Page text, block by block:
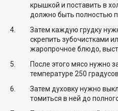
крышкой и поставить в
должно быть полностью
Затем каждую грудку
скрепить зубочистками
жаропрочное блюдо,
После этого мясо нужно
температуре 250
Затем духовку нужно
томиться в ней до